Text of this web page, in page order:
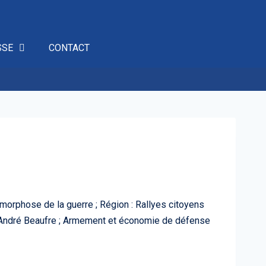
CONTACT
de la guerre ; Région : Rallyes citoyens
Beaufre ; Armement et économie de défense